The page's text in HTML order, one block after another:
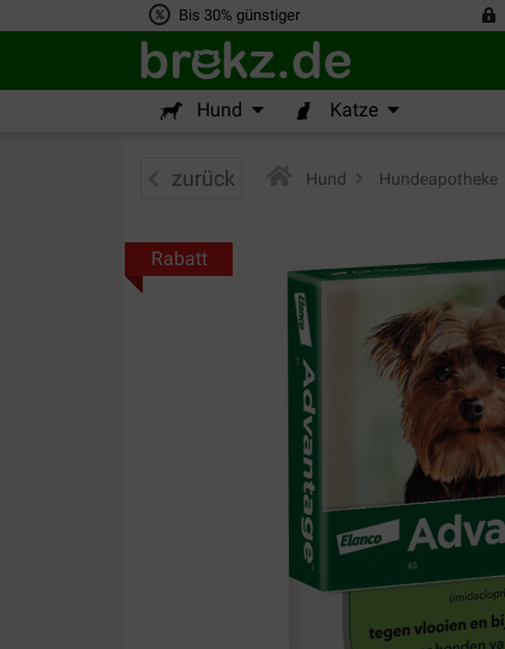
Bis 30% günstiger
Hund Katze
zurück Hund Hundeapotheke
Rabatt